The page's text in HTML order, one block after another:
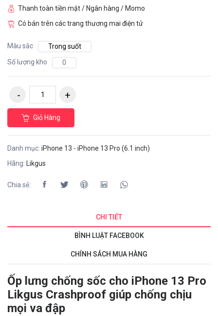
Thanh toàn tiền mặt / Ngân hàng / Momo
Có bán trên các trang thương mai điện tử
Màu sắc
Trong suốt
Số lượng kho
0
Giỏ Hàng
Danh mục: iPhone 13 - iPhone 13 Pro (6.1 inch)
Hãng: Likgus
Chia sẻ:
CHI TIẾT
BÌNH LUẬT FACEBOOK
CHÍNH SÁCH MUA HÀNG
Ốp lưng chống sốc cho iPhone 13 Pro
Likgus Crashproof giúp chống chịu
mọi va đập